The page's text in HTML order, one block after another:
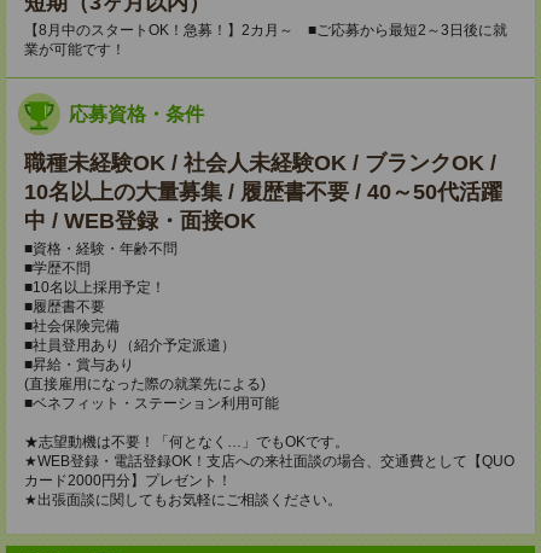
【8月中のスタートOK！急募！】2カ月～ ■ご応募から最短2～3日後に就
業が可能です！
応募資格・条件
職種未経験OK / 社会人未経験OK / ブランクOK /
10名以上の大量募集 / 履歴書不要 / 40～50代活躍
中 / WEB登録・面接OK
■資格・経験・年齢不問
■学歴不問
■10名以上採用予定！
■履歴書不要
■社会保険完備
■社員登用あり（紹介予定派遣）
■昇給・賞与あり
(直接雇用になった際の就業先による)
■ベネフィット・ステーション利用可能
★志望動機は不要！「何となく…」でもOKです。
★WEB登録・電話登録OK！支店への来社面談の場合、交通費として【QUO
カード2000円分】プレゼント！
★出張面談に関してもお気軽にご相談ください。